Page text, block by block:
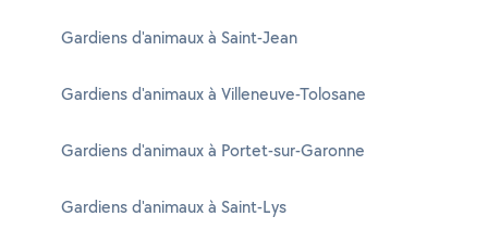
Gardiens d'animaux à Saint-Jean
Gardiens d'animaux à Villeneuve-Tolosane
Gardiens d'animaux à Portet-sur-Garonne
Gardiens d'animaux à Saint-Lys